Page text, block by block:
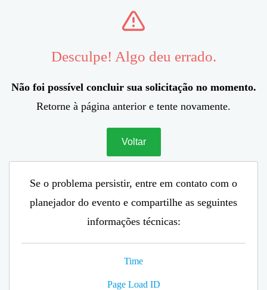
Desculpe! Algo deu errado.
Não foi possível concluir sua solicitação no momento.
Retorne à página anterior e tente novamente.
Voltar
Se o problema persistir, entre em contato com o
planejador do evento e compartilhe as seguintes
informações técnicas:
Time
Page Load ID